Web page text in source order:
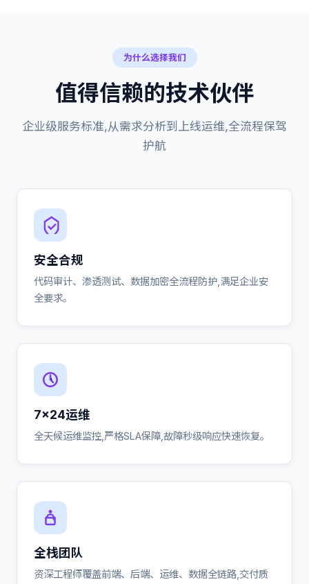
为什么选择我们
值得信赖的技术伙伴
企业级服务标准,从需求分析到上线运维,全流程保驾
护航
安全合规
代码审计、渗透测试、数据加密全流程防护,满足企业安
全要求。
7×24运维
全天候运维监控,严格SLA保障,故障秒级响应快速恢复。
全栈团队
资深工程师覆盖前端、后端、运维、数据全链路,交付质